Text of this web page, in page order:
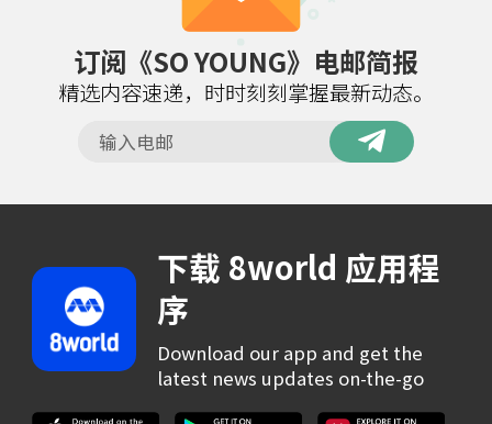
订阅《SO YOUNG》电邮简报
精选内容速递，时时刻刻掌握最新动态。
下载 8world 应用程
序
Download our app and get the
latest news updates on-the-go